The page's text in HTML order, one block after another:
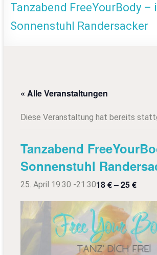
Tanzabend FreeYourBody –
Sonnenstuhl Randersacker
« Alle Veranstaltungen
Diese Veranstaltung hat bereits
Tanzabend
Sonnenstuhl
25. April 19:30 -21:3018 € – 25 €